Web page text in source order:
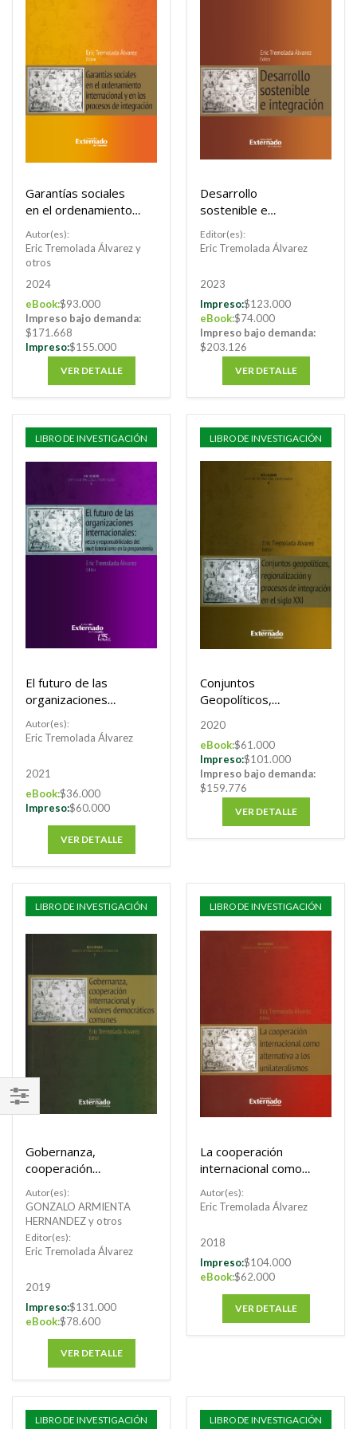
Garantías sociales
en el ordenamiento
internacional y en los
procesos de
integración
Autor(es):
Eric Tremolada Álvarez y
otros
2024
eBook:$93.000
Impreso bajo demanda:
$171.668
Impreso:$155.000
VER DETALLE
Desarrollo
sostenible e
integración
Editor(es):
Eric Tremolada Álvarez
2023
Impreso:$123.000
eBook:$74.000
Impreso bajo demanda:
$203.126
VER DETALLE
LIBRO DE INVESTIGACIÓN
El futuro de las
organizaciones
internacionales
Autor(es):
Eric Tremolada Álvarez
2021
eBook:$36.000
Impreso:$60.000
VER DETALLE
LIBRO DE INVESTIGACIÓN
Conjuntos
Geopolíticos,
Procesos De
Integración En El
Siglo XXI
2020
eBook:$61.000
Impreso:$101.000
Impreso bajo demanda:
$159.776
VER DETALLE
LIBRO DE INVESTIGACIÓN
Gobernanza,
cooperación
internacional y
valores
democráticos
comunes.
Autor(es):
GONZALO ARMIENTA
HERNANDEZ y otros
Editor(es):
Eric Tremolada Álvarez
2019
Impreso:$131.000
eBook:$78.600
VER DETALLE
LIBRO DE INVESTIGACIÓN
La cooperación
internacional como
alternativa a los
unilateralismos.
Autor(es):
Eric Tremolada Álvarez
2018
Impreso:$104.000
eBook:$62.000
VER DETALLE
LIBRO DE INVESTIGACIÓN LIBRO DE INVESTIGACIÓN
FILTRAR